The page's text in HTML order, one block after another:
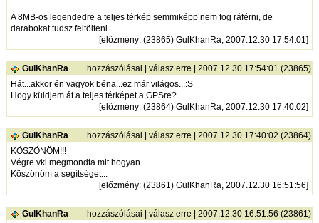
A 8MB-os legendedre a teljes térkép semmiképp nem fog ráférni, de
darabokat tudsz feltölteni.
[előzmény: (23865) GulKhanRa, 2007.12.30 17:54:01]
GulKhanRa hozzászólásai válasz erre | 2007.12.30 17:54:01 (23865)
Hát...akkor én vagyok béna...ez már világos...:S
Hogy küldjem át a teljes térképet a GPSre?
[előzmény: (23864) GulKhanRa, 2007.12.30 17:40:02]
GulKhanRa hozzászólásai válasz erre | 2007.12.30 17:40:02 (23864)
KÖSZÖNÖM!!!
Végre vki megmondta mit hogyan...
Köszönöm a segítséget...
[előzmény: (23861) GulKhanRa, 2007.12.30 16:51:56]
GulKhanRa hozzászólásai válasz erre | 2007.12.30 16:51:56 (23861)